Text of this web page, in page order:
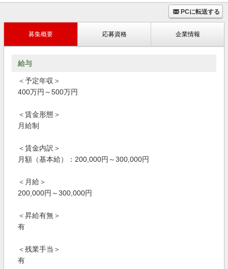
PCに転送する
募集概要 応募資格 企業情報
給与
＜予定年収＞
400万円～500万円
＜賃金形態＞
月給制
＜賃金内訳＞
月額（基本給）：200,000円～300,000円
＜月給＞
200,000円～300,000円
＜昇給有無＞
有
＜残業手当＞
有